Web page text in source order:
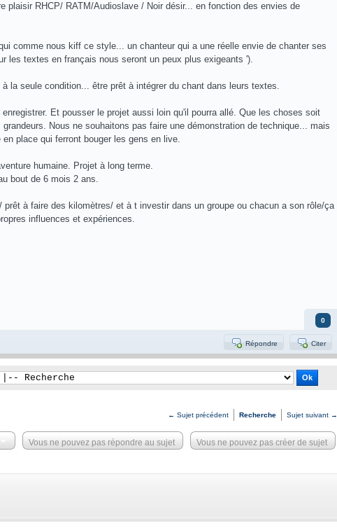
plaisir RHCP/ RATM/Audioslave / Noir désir... en fonction des envies de
comme nous kiff ce style... un chanteur qui a une réelle envie de chanter ses
les textes en français nous seront un peux plus exigeants ').
la seule condition... être prêt à intégrer du chant dans leurs textes.
Et pousser le projet aussi loin qu'il pourra allé. Que les choses soit
Nous ne souhaitons pas faire une démonstration de technique... mais
place qui ferront bouger les gens en live.
humaine. Projet à long terme.
bout de 6 mois 2 ans.
prêt à faire des kilomètres/ et à t investir dans un groupe ou chacun a son rôle/ça
influences et expériences.
0
Citer
Répondre
← Sujet précédent Recherche Sujet suivant →
Vous ne pouvez pas créer de sujet
Vous ne pouvez pas répondre au sujet